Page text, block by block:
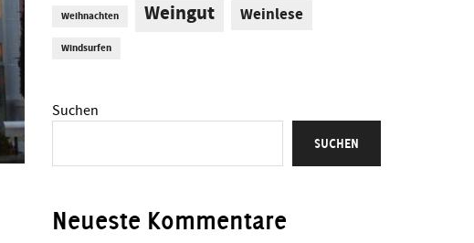
Weihnachten Weingut Weinlese
Windsurfen
Suchen
SUCHEN
Neueste Kommentare